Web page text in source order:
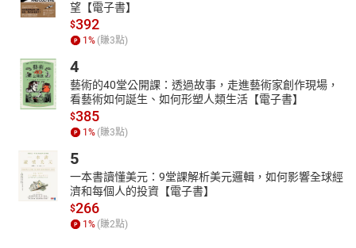
望【電子書】
$392
1 % (賺3點)
4
藝術的40堂公開課：透過故事，走進藝術家創作現場，
看藝術如何誕生、如何形塑人類生活【電子書】
$385
1 % (賺3點)
5
一本書讀懂美元：9堂課解析美元邏輯，如何影響全球經
濟和每個人的投資【電子書】
$266
1 % (賺2點)